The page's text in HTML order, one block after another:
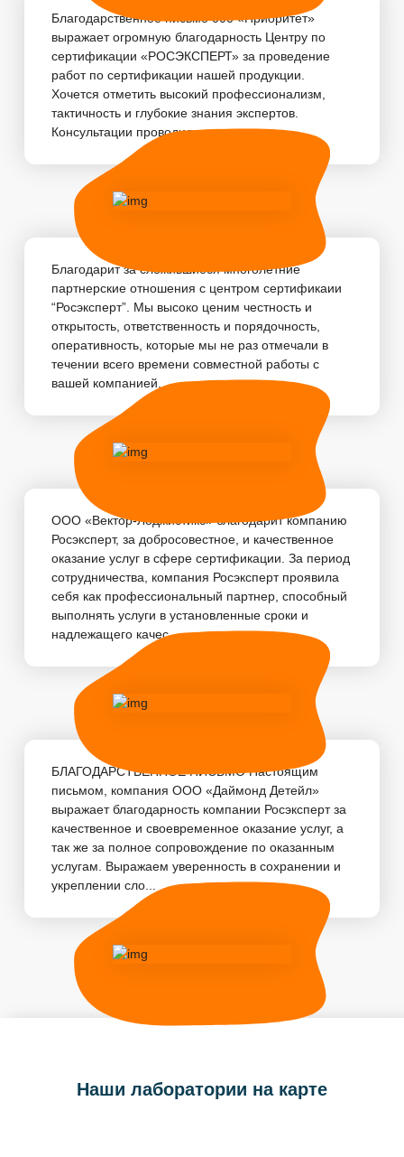
Благодарственное письмо 000 «Приоритет»
выражает огромную благодарность Центру по
сертификации «РОСЭКСПЕРТ» за проведение
работ по сертификации нашей продукции.
Хочется отметить высокий профессионализм,
тактичность и глубокие знания экспертов.
Консультации проводились...
Благодарит за сложившиеся многолетние
партнерские отношения с центром сертификаии
“Росэксперт”. Мы высоко ценим честность и
открытость, ответственность и порядочность,
оперативность, которые мы не раз отмечали в
течении всего времени совместной работы с
вашей компанией. ...
ООО «Вектор-Лоджистикс» благодарит компанию
Росэксперт, за добросовестное, и качественное
оказание услуг в сфере сертификации. За период
сотрудничества, компания Росэксперт проявила
себя как профессиональный партнер, способный
выполнять услуги в установленные сроки и
надлежащего качес...
БЛАГОДАРСТВЕННОЕ ПИСЬМО Настоящим
письмом, компания ООО «Даймонд Детейл»
выражает благодарность компании Росэксперт за
качественное и своевременное оказание услуг, а
так же за полное сопровождение по оказанным
услугам. Выражаем уверенность в сохранении и
укреплении сло...
Наши лаборатории на карте